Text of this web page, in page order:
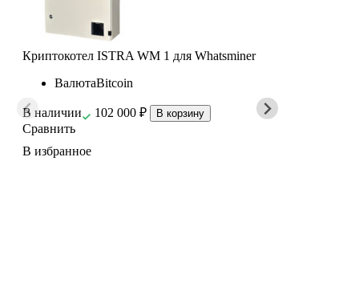
Криптокотел ISTRA WM 1 для Whatsminer
ВалютаBitcoin
В наличии 102 000 ₽ В корзину
Сравнить
В избранное